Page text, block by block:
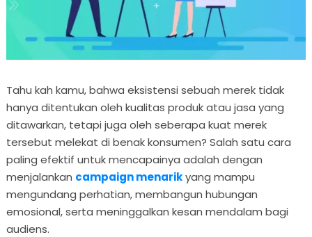
Tahu kah kamu, bahwa eksistensi sebuah merek tidak
hanya ditentukan oleh kualitas produk atau jasa yang
ditawarkan, tetapi juga oleh seberapa kuat merek
tersebut melekat di benak konsumen? Salah satu cara
paling efektif untuk mencapainya adalah dengan
menjalankan campaign menarikyang mampu
mengundang perhatian, membangun hubungan
emosional, serta meninggalkan kesan mendalam bagi
audiens.